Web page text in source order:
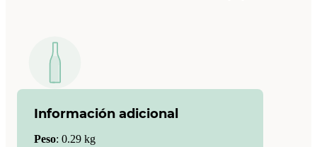
Información adicional
Peso: 0.29 kg